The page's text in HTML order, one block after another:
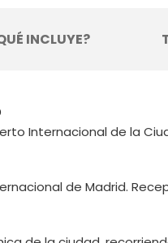
INCLUYE?
Internacional de la
de Madrid.